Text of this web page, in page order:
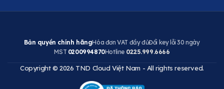
Bản quyền chính hãngHóa đơn VAT đầy đủĐổi key lỗi 30 ngày
MST 0200994870Hotline 0225.999.6666
Copyright © 2026 TND Cloud Việt Nam - All rights reserved.